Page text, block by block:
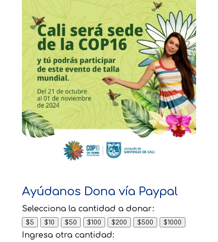
Ayúdanos Dona vía Paypal
Selecciona la cantidad a donar:
$5 $10 $50 $100 $200 $500 $1000
Ingresa otra cantidad: